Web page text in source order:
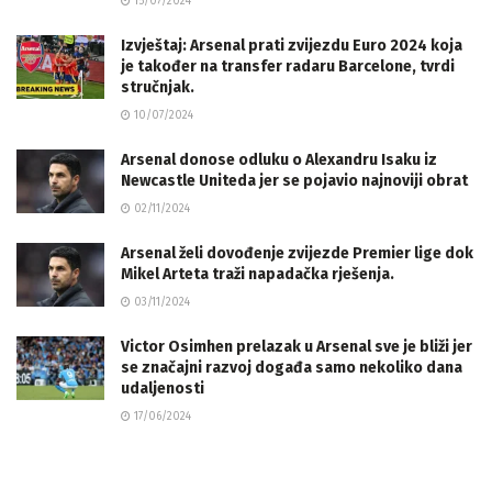
Izvještaj: Arsenal prati zvijezdu Euro 2024 koja
je također na transfer radaru Barcelone, tvrdi
stručnjak.
10/07/2024
Arsenal donose odluku o Alexandru Isaku iz
Newcastle Uniteda jer se pojavio najnoviji obrat
02/11/2024
Arsenal želi dovođenje zvijezde Premier lige dok
Mikel Arteta traži napadačka rješenja.
03/11/2024
Victor Osimhen prelazak u Arsenal sve je bliži jer
se značajni razvoj događa samo nekoliko dana
udaljenosti
17/06/2024